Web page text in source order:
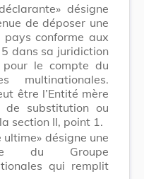
désigne
de déposer une
conforme aux
dans sa juridiction
le compte du
multinationales.
être l’Entité mère
de substitution ou
section II, point 1.
désigne une
du Groupe
qui remplit